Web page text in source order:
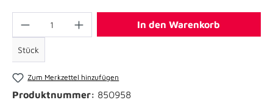
Stück
In den Warenkorb
Zum Merkzettel hinzufügen
Produktnummer: 850958